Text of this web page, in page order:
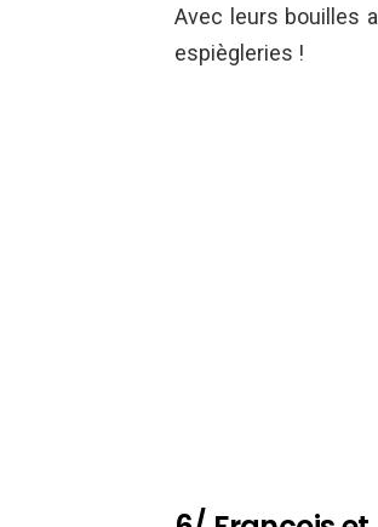
Avec leurs bouilles
espiègleries !